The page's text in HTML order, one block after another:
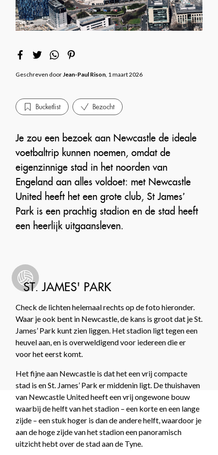
Geschreven doorJean-Paul Rison, 1 maart 2026
Bucketlist Bezocht
Je zou een bezoek aan Newcastle de ideale
voetbaltrip kunnen noemen, omdat de
eigenzinnige stad in het noorden van
Engeland aan alles voldoet: met Newcastle
United heeft het een grote club, St James’
Park is een prachtig stadion en de stad heeft
een heerlijk uitgaansleven.
ST. JAMES' PARK
Check de lichten helemaal rechts op de foto hieronder.
Waar je ook bent in Newcastle, de kans is groot dat je St.
James’ Park kunt zien liggen. Het stadion ligt tegen een
heuvel aan, en is overweldigend voor iedereen die er
voor het eerst komt.
Het fijne aan Newcastle is dat het een vrij compacte
stad is en St. James’ Park er middenin ligt. De thuishaven
van Newcastle United heeft een vrij ongewone bouw
waarbij de helft van het stadion – een korte en een lange
zijde – een stuk hoger is dan de andere helft, waardoor je
aan de hoge zijde van het stadion een panoramisch
uitzicht hebt over de stad aan de Tyne.